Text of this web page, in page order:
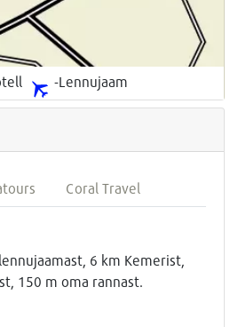
-Lennujaam
Coral Travel
6 km Kemerist,
150 m oma rannast.